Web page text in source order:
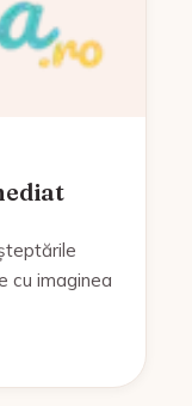
cu imaginea